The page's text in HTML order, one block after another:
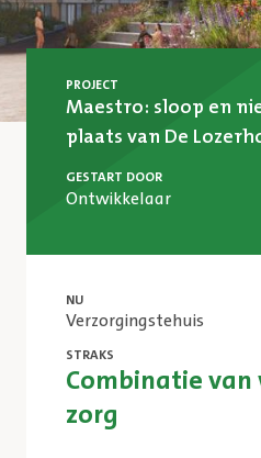
PROJECT
Maestro: sloop en
plaats van De
GESTART DOOR
Ontwikkelaar
NU
Verzorgingstehuis
STRAKS
Combinatie van
zorg